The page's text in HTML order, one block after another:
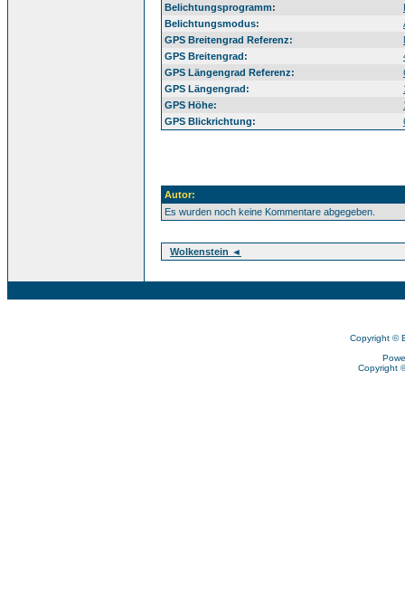
Belichtungsprogramm:
Belichtungsmodus:
GPS Breitengrad Referenz:
GPS Breitengrad:
GPS Längengrad Referenz:
GPS Längengrad:
GPS Höhe:
GPS Blickrichtung:
Autor:
Es wurden noch keine Kommentare abgegeben.
Wolkenstein ◄
Copyright ©
Copyright